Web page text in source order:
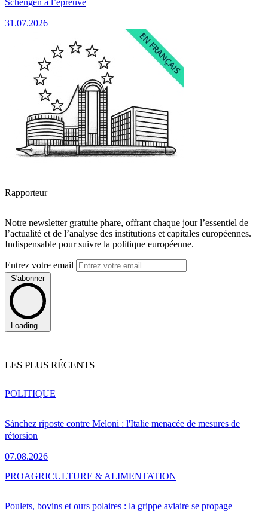
31.07.2026
Rapporteur
Notre newsletter gratuite phare, offrant chaque jour l’essentiel de
l’actualité et de l’analyse des institutions et capitales européennes.
Indispensable pour suivre la politique européenne.
Entrez votre email
S'abonner
Loading...
LES PLUS RÉCENTS
Sánchez riposte contre Meloni : l'Italie menacée de mesures de
rétorsion
07.08.2026
POLITIQUE
Poulets, bovins et ours polaires : la grippe aviaire se propage
PROAGRICULTURE & ALIMENTATION